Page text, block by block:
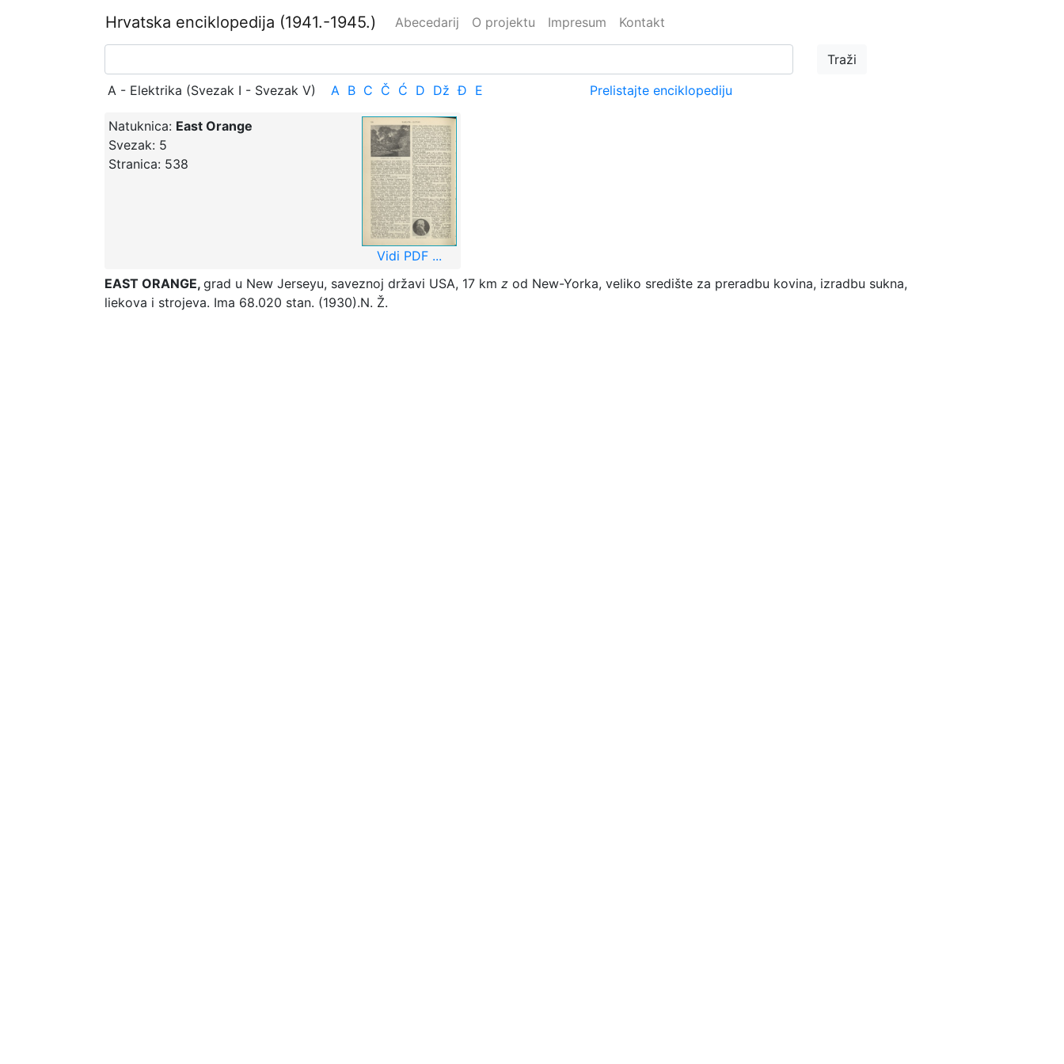
Hrvatska enciklopedija (1941.-1945.) Abecedarij O projektu Impresum Kontakt
A - Elektrika (Svezak I - Svezak V) A B C Č Ć D Dž Đ E Prelistajte enciklopediju
Natuknica: East Orange
Svezak: 5
Stranica: 538
Vidi PDF ...
EAST ORANGE, grad u New Jerseyu, saveznoj državi USA, 17 km z od New-Yorka, veliko središte za preradbu kovina, izradbu sukna,
liekova i strojeva. Ima 68.020 stan. (1930).N. Ž.